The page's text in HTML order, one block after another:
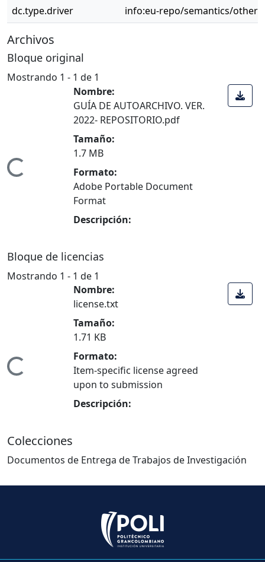
dc.type.driver
info:eu-repo/semantics/other
Archivos
Bloque original
Mostrando 1 - 1 de 1
Cargando...
Nombre:
GUÍA DE AUTOARCHIVO. VER.
2022- REPOSITORIO.pdf
Tamaño:
1.7 MB
Formato:
Adobe Portable Document
Format
Descripción:
Bloque de licencias
Mostrando 1 - 1 de 1
Cargando...
Nombre:
license.txt
Tamaño:
1.71 KB
Formato:
Item-specific license agreed
upon to submission
Descripción:
Colecciones
Documentos de Entrega de Trabajos de Investigación